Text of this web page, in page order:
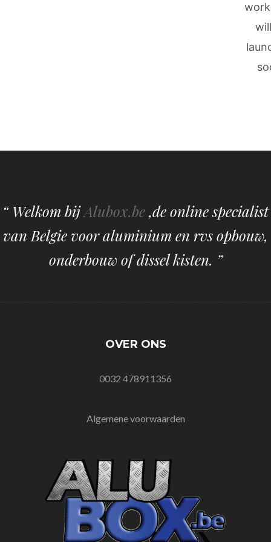
“ Welkom bijAlubox.be,de online specialist
van Belgie voor aluminium en rvs opbouw,
onderbouw of dissel kisten. ”
OVER ONS
0032 478911356
Algemene voorwaarden